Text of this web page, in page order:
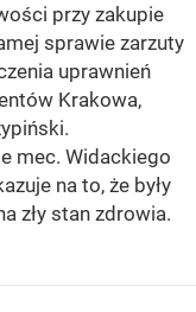
przy zakupie
sprawie zarzuty
uprawnień
Krakowa,
mec. Widackiego
na to, że były
zły stan zdrowia.